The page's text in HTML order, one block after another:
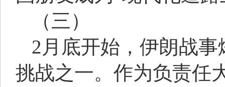
（三）
2月底开始，伊朗战
挑战之一。作为负责任